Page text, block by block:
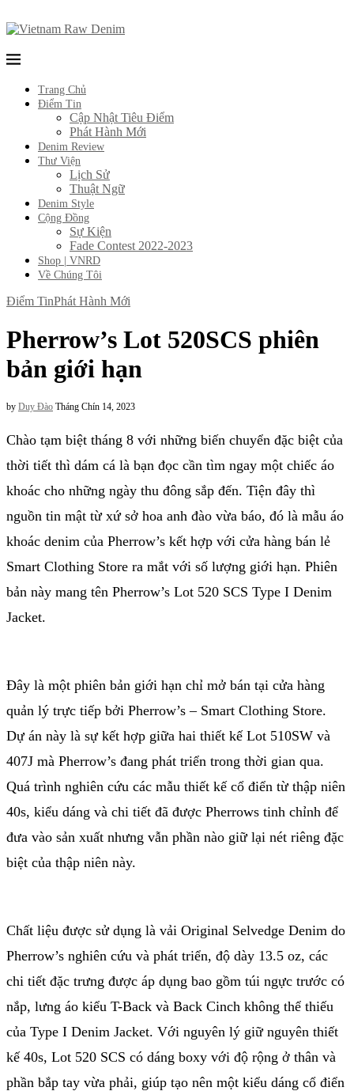
Trang Chủ
Điểm Tin
Cập Nhật Tiêu Điểm
Phát Hành Mới
Denim Review
Thư Viện
Lịch Sử
Thuật Ngữ
Denim Style
Cộng Đồng
Sự Kiện
Fade Contest 2022-2023
Shop | VNRD
Về Chúng Tôi
Điểm TinPhát Hành Mới
Pherrow’s Lot 520SCS phiên
bản giới hạn
by Duy Đào Tháng Chín 14, 2023
Chào tạm biệt tháng 8 với những biến chuyển đặc biệt của
thời tiết thì dám cá là bạn đọc cần tìm ngay một chiếc áo
khoác cho những ngày thu đông sắp đến. Tiện đây thì
nguồn tin mật từ xứ sở hoa anh đào vừa báo, đó là mẫu áo
khoác denim của Pherrow’s kết hợp với cửa hàng bán lẻ
Smart Clothing Store ra mắt với số lượng giới hạn. Phiên
bản này mang tên Pherrow’s Lot 520 SCS Type I Denim
Jacket.
Đây là một phiên bản giới hạn chỉ mở bán tại cửa hàng
quản lý trực tiếp bởi Pherrow’s – Smart Clothing Store.
Dự án này là sự kết hợp giữa hai thiết kế Lot 510SW và
407J mà Pherrow’s đang phát triển trong thời gian qua.
Quá trình nghiên cứu các mẫu thiết kế cổ điển từ thập niên
40s, kiểu dáng và chi tiết đã được Pherrows tinh chỉnh để
đưa vào sản xuất nhưng vẫn phần nào giữ lại nét riêng đặc
biệt của thập niên này.
Chất liệu được sử dụng là vải Original Selvedge Denim do
Pherrow’s nghiên cứu và phát triển, độ dày 13.5 oz, các
chi tiết đặc trưng được áp dụng bao gồm túi ngực trước có
nắp, lưng áo kiểu T-Back và Back Cinch không thể thiếu
của Type I Denim Jacket. Với nguyên lý giữ nguyên thiết
kế 40s, Lot 520 SCS có dáng boxy với độ rộng ở thân và
phần bắp tay vừa phải, giúp tạo nên một kiểu dáng cổ điển